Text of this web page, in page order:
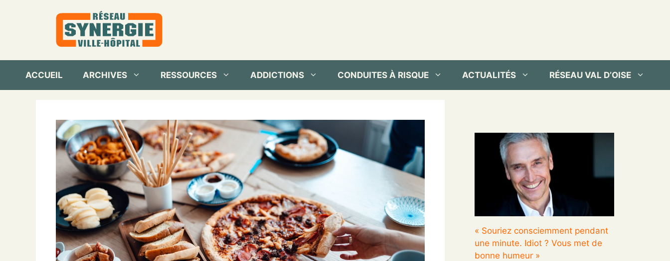
ACCUEIL ARCHIVES RESSOURCES ADDICTIONS CONDUITES À RISQUE ACTUALITÉS RÉSEAU VAL D’OISE
« Souriez consciemment pendant
une minute. Idiot ? Vous met de
bonne humeur »